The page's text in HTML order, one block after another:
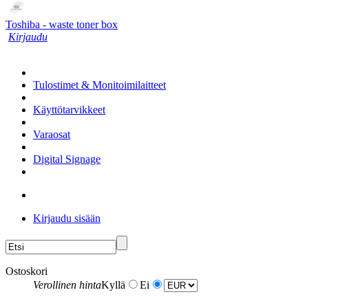
Toshiba - waste toner box
Kirjaudu
Tulostimet & Monitoimilaitteet
Käyttötarvikkeet
Varaosat
Digital Signage
Kirjaudu sisään
Ostoskori
Verollinen hintaKyllä Ei